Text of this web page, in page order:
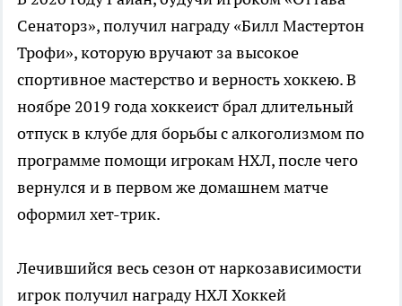
Сенаторз», получил награду «Билл Мастертон
Трофи», которую вручают за высокое
спортивное мастерство и верность хоккею. В
ноябре 2019 года хоккеист брал длительный
отпуск в клубе для борьбы с алкоголизмом по
программе помощи игрокам НХЛ, после чего
вернулся и в первом же домашнем матче
оформил хет-трик.
Лечившийся весь сезон от наркозависимости
игрок получил награду НХЛХоккей